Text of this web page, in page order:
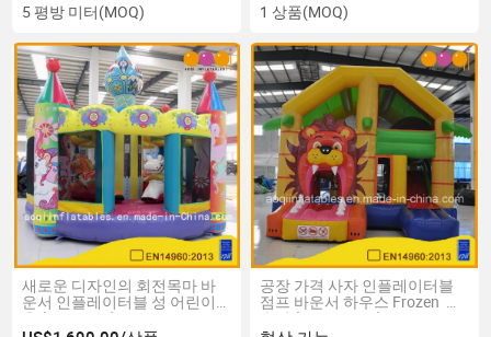
5 평방 미터(MOQ) 1 상품(MOQ)
새로운 디자인의 회전목마 바
운서 인플레이터블 성 어린이
용 (AQ01476)
공장 가격 사자 인플레이터블
점프 바운서 하우스 Frozen 바
운서 (AQ13231-1)